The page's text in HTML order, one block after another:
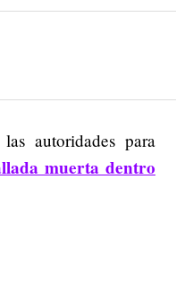
autoridades para
muerta dentro